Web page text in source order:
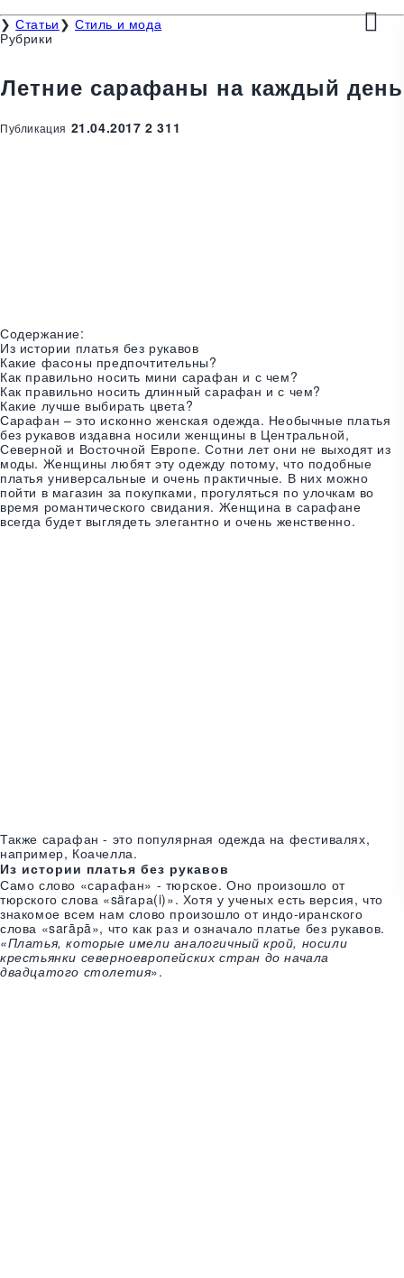
❯ Статьи ❯ Стиль и мода
Рубрики
Летние сарафаны на каждый день
Публикация 21.04.2017 2 311
Содержание:
Из истории платья без рукавов
Какие фасоны предпочтительны?
Как правильно носить мини сарафан и с чем?
Как правильно носить длинный сарафан и с чем?
Какие лучше выбирать цвета?
Сарафан – это исконно женская одежда. Необычные платья
без рукавов издавна носили женщины в Центральной,
Северной и Восточной Европе. Сотни лет они не выходят из
моды. Женщины любят эту одежду потому, что подобные
платья универсальные и очень практичные. В них можно
пойти в магазин за покупками, прогуляться по улочкам во
время романтического свидания. Женщина в сарафане
всегда будет выглядеть элегантно и очень женственно.
Также сарафан - это популярная одежда на фестивалях,
например, Коачелла.
Из истории платья без рукавов
Само слово «сарафан» - тюрское. Оно произошло от
тюрского слова «särара(i)». Хотя у ученых есть версия, что
знакомое всем нам слово произошло от индо-иранского
слова «sarāрā», что как раз и означало платье без рукавов.
«Платья, которые имели аналогичный крой, носили
крестьянки северноевропейских стран до начала
двадцатого столетия».